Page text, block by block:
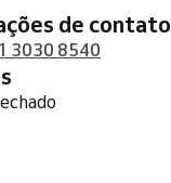
de contato
3030 8540